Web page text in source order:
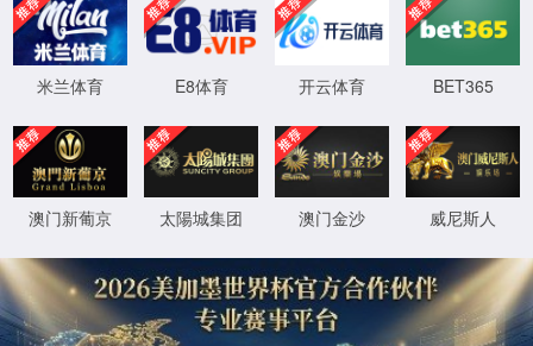
抱歉，您撞到了不存在的页面...
最有可能的原因是：
您输入的网址可能不正确
XML 地图